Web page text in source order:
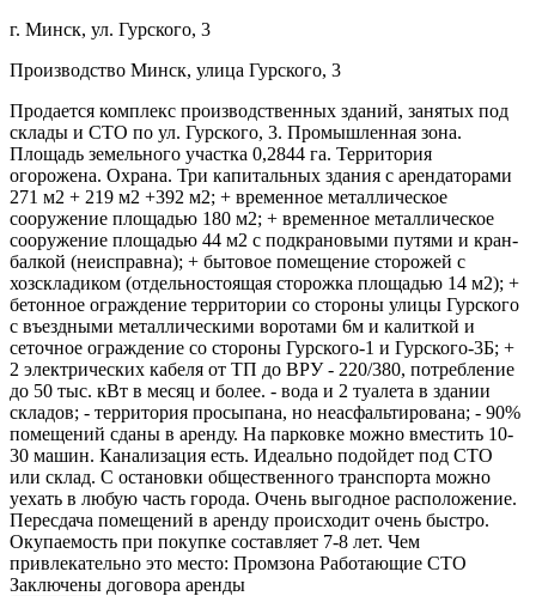
г. Минск, ул. Гурского, 3
Производство Минск, улица Гурского, 3
Продается комплекс производственных зданий, занятых под
склады и СТО по ул. Гурского, 3. Промышленная зона.
Площадь земельного участка 0,2844 га. Территория
огорожена. Охрана. Три капитальных здания с арендаторами
271 м2 + 219 м2 +392 м2; + временное металлическое
сооружение площадью 180 м2; + временное металлическое
сооружение площадью 44 м2 с подкрановыми путями и кран-
балкой (неисправна); + бытовое помещение сторожей с
хозскладиком (отдельностоящая сторожка площадью 14 м2); +
бетонное ограждение территории со стороны улицы Гурского
с въездными металлическими воротами 6м и калиткой и
сеточное ограждение со стороны Гурского-1 и Гурского-3Б; +
2 электрических кабеля от ТП до ВРУ - 220/380, потребление
до 50 тыс. кВт в месяц и более. - вода и 2 туалета в здании
складов; - территория просыпана, но неасфальтирована; - 90%
помещений сданы в аренду. На парковке можно вместить 10-
30 машин. Канализация есть. Идеально подойдет под СТО
или склад. С остановки общественного транспорта можно
уехать в любую часть города. Очень выгодное расположение.
Пересдача помещений в аренду происходит очень быстро.
Окупаемость при покупке составляет 7-8 лет. Чем
привлекательно это место: Промзона Работающие СТО
Заключены договора аренды